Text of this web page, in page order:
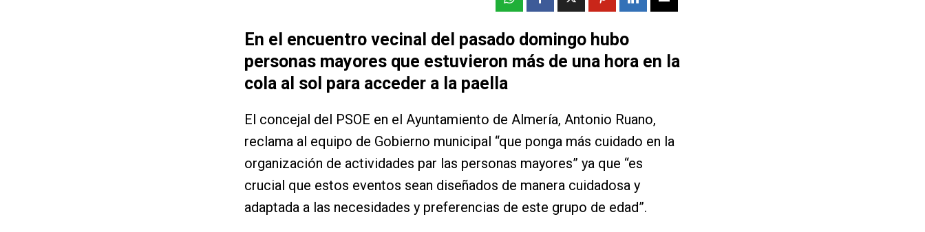
En el encuentro vecinal del pasado domingo hubo
personas mayores que estuvieron más de una hora en la
cola al sol para acceder a la paella
El concejal del PSOE en el Ayuntamiento de Almería, Antonio Ruano,
reclama al equipo de Gobierno municipal “que ponga más cuidado en la
organización de actividades par las personas mayores” ya que “es
crucial que estos eventos sean diseñados de manera cuidadosa y
adaptada a las necesidades y preferencias de este grupo de edad”.